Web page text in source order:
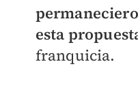
esta
franquicia.